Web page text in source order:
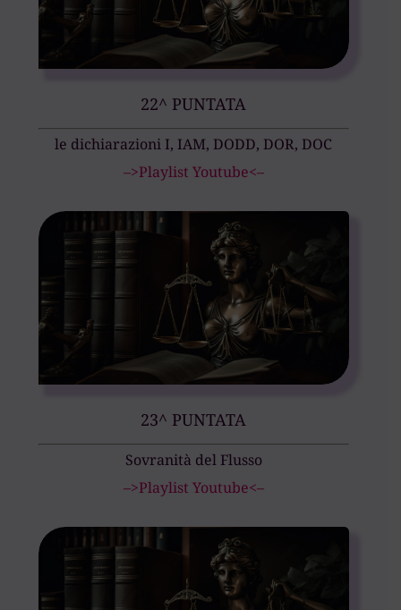
22^ PUNTATA
le dichiarazioni I, IAM, DODD, DOR, DOC
–>Playlist Youtube<–
23^ PUNTATA
Sovranità del Flusso
–>Playlist Youtube<–